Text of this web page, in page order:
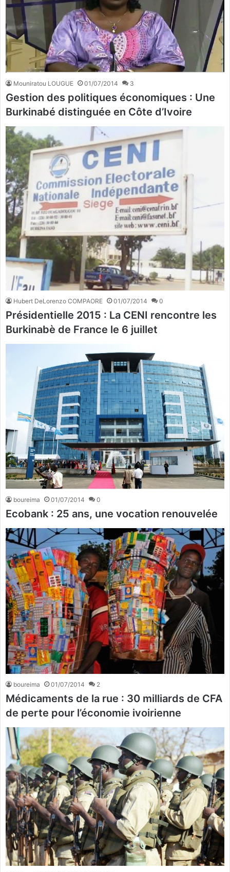
Mouniratou LOUGUE 01/07/2014 3
Gestion des politiques économiques : Une
Burkinabé distinguée en Côte d’Ivoire
Hubert DeLorenzo COMPAORE 01/07/2014 0
Présidentielle 2015 : La CENI rencontre les
Burkinabè de France le 6 juillet
boureima 01/07/2014 0
Ecobank : 25 ans, une vocation renouvelée
boureima 01/07/2014 2
Médicaments de la rue : 30 milliards de CFA
de perte pour l’économie ivoirienne